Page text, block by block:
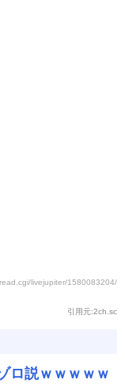
livejupiter/1580083204/
引用元:2ch.sc
ロ説ｗｗｗｗｗ